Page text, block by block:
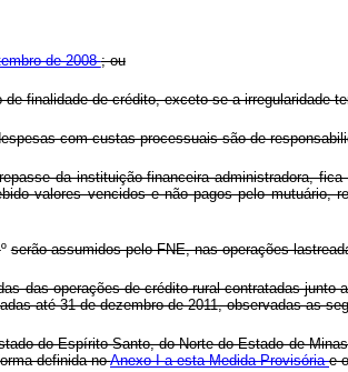
de 2008; ou
finalidade de crédito, exceto se a irregularidade
com custas processuais são de
da instituição financeira administradora,
valores vencidos e não pagos pelo
ºserão assumidos pelo FNE, nas operações
das operações de crédito rural contratadas
até 31 de dezembro de 2011, observadas as
do Espírito Santo, do Norte do Estado de
definida noAnexo I a esta Medida Provisóriae